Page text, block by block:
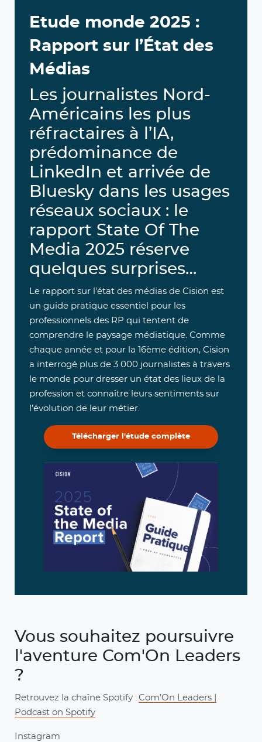
Etude monde 2025 :
Rapport sur l’État des
Médias
Les journalistes Nord-
Américains les plus
réfractaires à l’IA,
prédominance de
LinkedIn et arrivée de
Bluesky dans les usages
réseaux sociaux : le
rapport State Of The
Media 2025 réserve
quelques surprises…
Le rapport sur l'état des médias de Cision est
un guide pratique essentiel pour les
professionnels des RP qui tentent de
comprendre le paysage médiatique. Comme
chaque année et pour la 16ème édition, Cision
a interrogé plus de 3 000 journalistes à travers
le monde pour dresser un état des lieux de la
profession et connaître leurs sentiments sur
l’évolution de leur métier.
Télécharger l'étude complète
Vous souhaitez poursuivre
l'aventure Com'On Leaders
?
Retrouvez la chaîne Spotify : Com’On Leaders |
Podcast on Spotify
Instagram